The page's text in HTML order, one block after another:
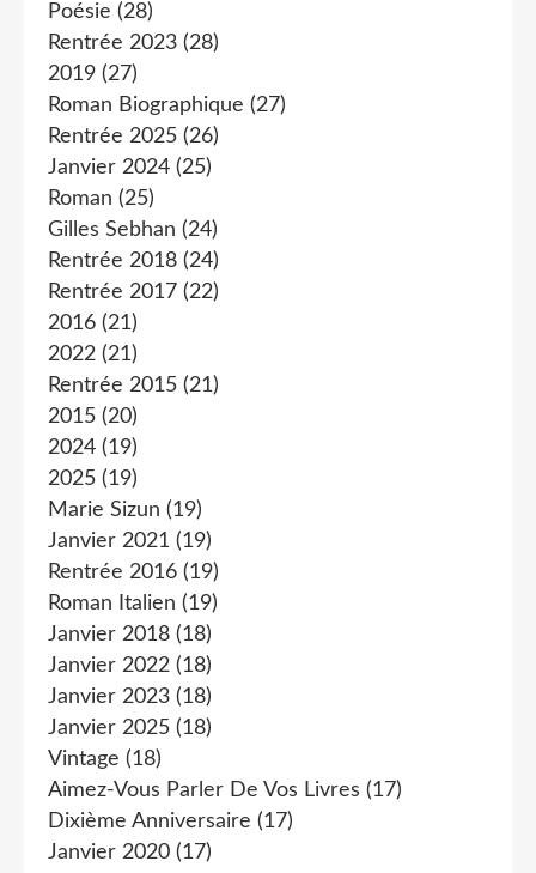
Poésie (28)
Rentrée 2023 (28)
2019 (27)
Roman Biographique (27)
Rentrée 2025 (26)
Janvier 2024 (25)
Roman (25)
Gilles Sebhan (24)
Rentrée 2018 (24)
Rentrée 2017 (22)
2016 (21)
2022 (21)
Rentrée 2015 (21)
2015 (20)
2024 (19)
2025 (19)
Marie Sizun (19)
Janvier 2021 (19)
Rentrée 2016 (19)
Roman Italien (19)
Janvier 2018 (18)
Janvier 2022 (18)
Janvier 2023 (18)
Janvier 2025 (18)
Vintage (18)
Aimez-Vous Parler De Vos Livres (17)
Dixième Anniversaire (17)
Janvier 2020 (17)